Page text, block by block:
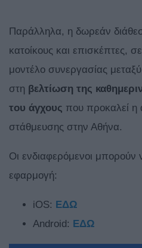
Παράλληλα, η δωρεάν
κατοίκους και επισκέπτες,
μοντέλο συνεργασίας
στη βελτίωση της
του άγχους που προκαλεί η
στάθμευσης στην Αθήνα.
Οι ενδιαφερόμενοι μπορούν
εφαρμογή:
iOS: ΕΔΩ
Android: ΕΔΩ